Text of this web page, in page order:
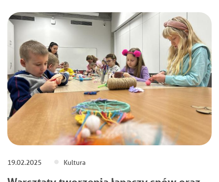
19.02.2025 Kultura